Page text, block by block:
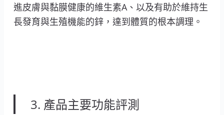
進皮膚與黏膜健康的維生素A、以及有助於維持生
長發育與生殖機能的鋅，達到體質的根本調理。
3. 產品主要功能評測